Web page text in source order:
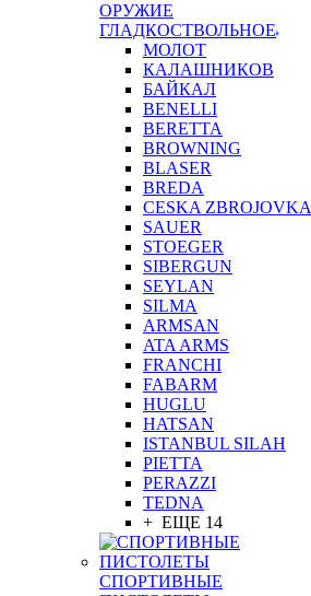
ОРУЖИЕ
ГЛАДКОСТВОЛЬНОЕ
МОЛОТ
КАЛАШНИКОВ
БАЙКАЛ
BENELLI
BERETTA
BROWNING
BLASER
BREDA
CESKA ZBROJOVKA
SAUER
STOEGER
SIBERGUN
SEYLAN
SILMA
ARMSAN
ATA ARMS
FRANCHI
FABARM
HUGLU
HATSAN
ISTANBUL SILAH
PIETTA
PERAZZI
TEDNA
+ ЕЩЕ 14
СПОРТИВНЫЕ